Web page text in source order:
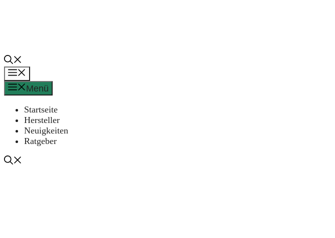
Menü
Startseite
Hersteller
Neuigkeiten
Ratgeber